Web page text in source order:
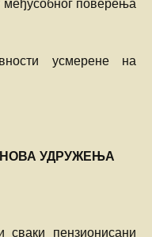
међусобног поверења
усмерене на
УДРУЖЕЊА
пензионисани